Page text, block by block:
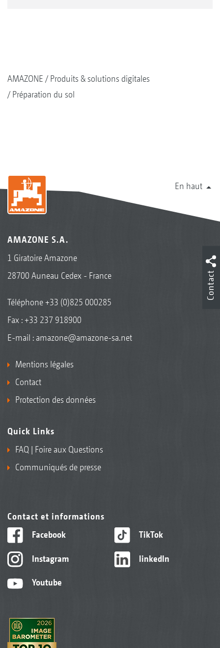
AMAZONE
Produits & solutions digitales
Préparation du sol
En haut
AMAZONE S.A.
1 Giratoire Amazone
28700 Auneau Cedex - France
Téléphone+33 (0)825 000285
Fax : +33 237 918900
E-mail : amazone@amazone-sa.net
Mentions légales
Contact
Protection des données
Quick Links
FAQ | Foire aux Questions
Communiqués de presse
Contact et informations
Facebook
Instagram
Youtube
TikTok
linkedIn
Contact